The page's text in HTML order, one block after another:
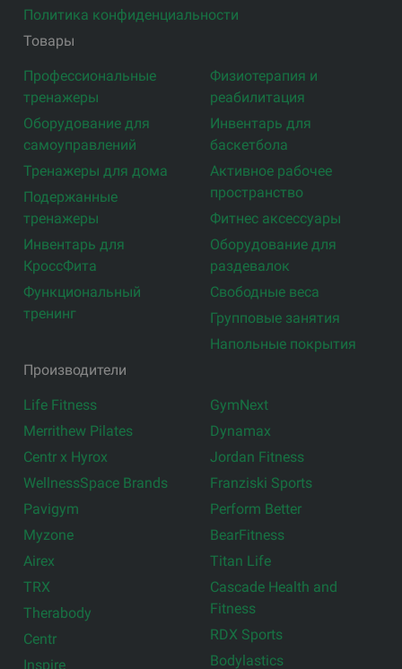
Политика конфиденциальности
Товары
Профессиональные
тренажеры
Оборудование для
самоуправлений
Тренажеры для дома
Подержанные
тренажеры
Инвентарь для
КроссФита
Функциональный
тренинг
Физиотерапия и
реабилитация
Инвентарь для
баскетбола
Активное рабочее
пространство
Фитнес аксессуары
Оборудование для
раздевалок
Свободные веса
Групповые занятия
Напольные покрытия
Производители
Life Fitness
Merrithew Pilates
Centr x Hyrox
WellnessSpace Brands
Pavigym
Myzone
Airex
TRX
Therabody
Centr
Inspire
GymNext
Dynamax
Jordan Fitness
Franziski Sports
Perform Better
BearFitness
Titan Life
Cascade Health and
Fitness
RDX Sports
Bodylastics